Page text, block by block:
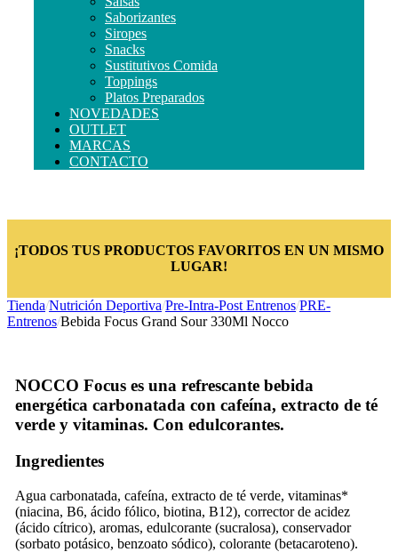
Saborizantes
Siropes
Snacks
Sustitutivos Comida
Toppings
Platos Preparados
NOVEDADES
OUTLET
MARCAS
CONTACTO
¡TODOS TUS PRODUCTOS FAVORITOS EN UN MISMO
LUGAR!
Tienda/Nutrición Deportiva/Pre-Intra-Post Entrenos/PRE-
Entrenos/Bebida Focus Grand Sour 330Ml Nocco
NOCCO Focus es una refrescante bebida
energética carbonatada con cafeína, extracto de té
verde y vitaminas. Con edulcorantes.
Ingredientes
Agua carbonatada, cafeína, extracto de té verde, vitaminas*
(niacina, B6, ácido fólico, biotina, B12), corrector de acidez
(ácido cítrico), aromas, edulcorante (sucralosa), conservador
(sorbato potásico, benzoato sódico), colorante (betacaroteno).